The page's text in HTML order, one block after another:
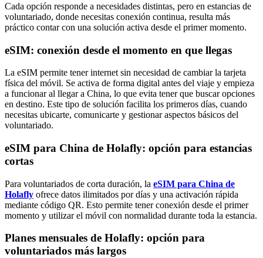
Cada opción responde a necesidades distintas, pero en estancias de
voluntariado, donde necesitas conexión continua, resulta más
práctico contar con una solución activa desde el primer momento.
eSIM: conexión desde el momento en que llegas
La eSIM permite tener internet sin necesidad de cambiar la tarjeta
física del móvil. Se activa de forma digital antes del viaje y empieza
a funcionar al llegar a China, lo que evita tener que buscar opciones
en destino. Este tipo de solución facilita los primeros días, cuando
necesitas ubicarte, comunicarte y gestionar aspectos básicos del
voluntariado.
eSIM para China de Holafly: opción para estancias
cortas
Para voluntariados de corta duración, la eSIM para China de
Holafly ofrece datos ilimitados por días y una activación rápida
mediante código QR. Esto permite tener conexión desde el primer
momento y utilizar el móvil con normalidad durante toda la estancia.
Planes mensuales de Holafly: opción para
voluntariados más largos